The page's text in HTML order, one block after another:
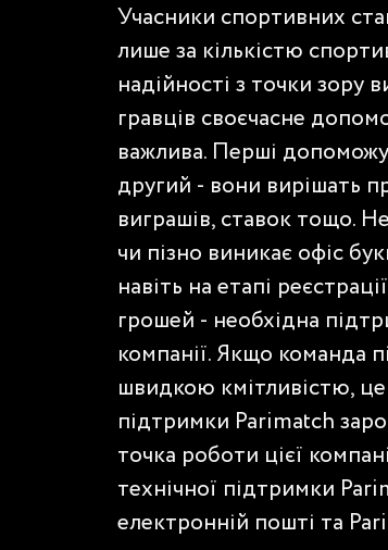
Учасники спортивних
лише за кількістю
надійності з точки зору
гравців своєчасне
важлива. Перші
другий - вони вирішать
виграшів, ставок тощо.
чи пізно виникає офіс
навіть на етапі
грошей - необхідна
компанії. Якщо команда
швидкою кмітливістю,
підтримки Parimatch
точка роботи цієї
технічної підтримки
електронній пошті та